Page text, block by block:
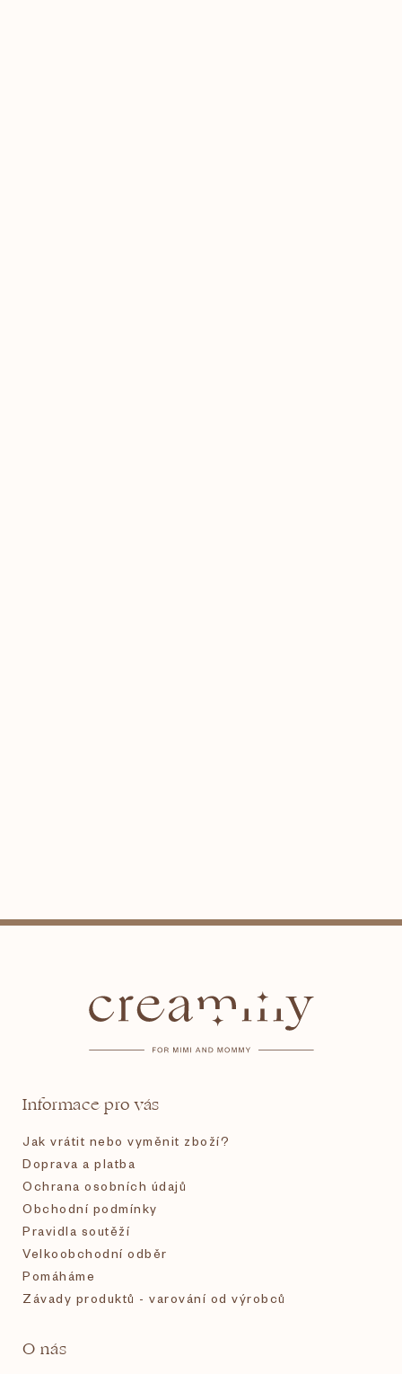
Informace pro vás
Jak vrátit nebo vyměnit zboží?
Doprava a platba
Ochrana osobních údajů
Obchodní podmínky
Pravidla soutěží
Velkoobchodní odběr
Pomáháme
Závady produktů - varování od výrobců
O nás